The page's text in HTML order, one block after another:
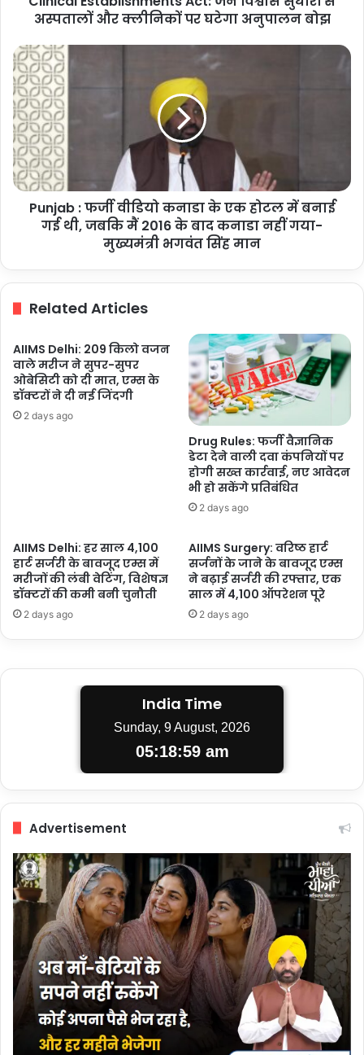
अनुपालन
बोझ
अस्पतालों और क्लीनिकों पर घटेगा अनुपालन बोझ
Punjab
:
फर्जी
वीडियो
कनाडा
के
एक
होटल
में
कनाडा
नहीं
गया-
मुख्यमंत्री
भगवंत
Punjab : फर्जी वीडियो कनाडा के एक होटल में बनाई
गई थी, जबकि मैं 2016 के बाद कनाडा नहीं गया-
मुख्यमंत्री भगवंत सिंह मान
Related Articles
AIIMS Delhi: 209 किलो वजन
वाले मरीज ने सुपर-सुपर
ओबेसिटी को दी मात, एम्स के
डॉक्टरों ने दी नई जिंदगी
2 days ago
Drug Rules: फर्जी वैज्ञानिक
डेटा देने वाली दवा कंपनियों पर
होगी सख्त कार्रवाई, नए आवेदन
भी हो सकेंगे प्रतिबंधित
2 days ago
AIIMS Delhi: हर साल 4,100
हार्ट सर्जरी के बावजूद एम्स में
मरीजों की लंबी वेटिंग, विशेषज्ञ
डॉक्टरों की कमी बनी चुनौती
2 days ago
AIIMS Surgery: वरिष्ठ हार्ट
सर्जनों के जाने के बावजूद एम्स
ने बढ़ाई सर्जरी की रफ्तार, एक
साल में 4,100 ऑपरेशन पूरे
2 days ago
India Time
Sunday, 9 August, 2026
05:18:59 am
Advertisement